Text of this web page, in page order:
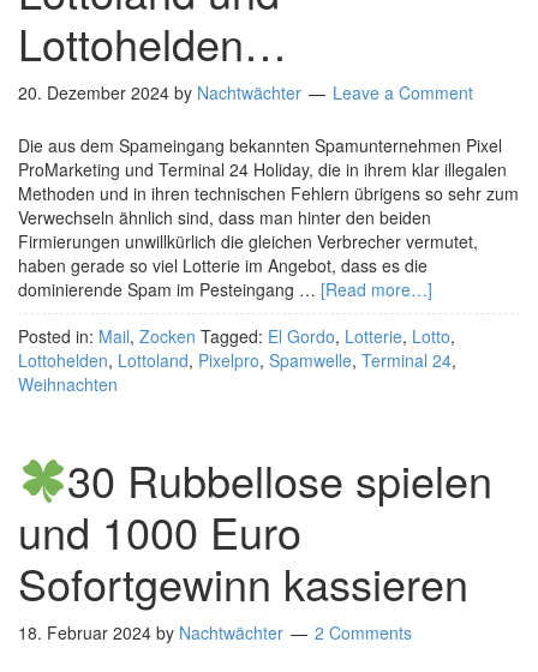
Lottohelden…
20. Dezember 2024 by Nachtwächter Leave a Comment
Die aus dem Spameingang bekannten Spamunternehmen Pixel
ProMarketing und Terminal 24 Holiday, die in ihrem klar illegalen
Methoden und in ihren technischen Fehlern übrigens so sehr zum
Verwechseln ähnlich sind, dass man hinter den beiden
Firmierungen unwillkürlich die gleichen Verbrecher vermutet,
haben gerade so viel Lotterie im Angebot, dass es die
dominierende Spam im Pesteingang … [Read more…]
Posted in: Mail, Zocken Tagged: El Gordo, Lotterie, Lotto,
Lottohelden, Lottoland, Pixelpro, Spamwelle, Terminal 24,
Weihnachten
30 Rubbellose spielen
und 1000 Euro
Sofortgewinn kassieren
18. Februar 2024 by Nachtwächter 2 Comments